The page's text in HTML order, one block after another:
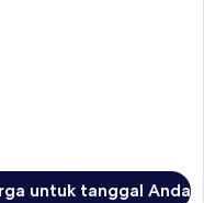
untuk tanggal Anda